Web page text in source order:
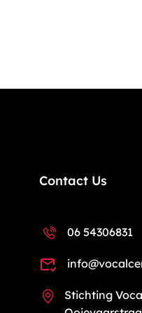
Contact Us
06 54306831
Stichting